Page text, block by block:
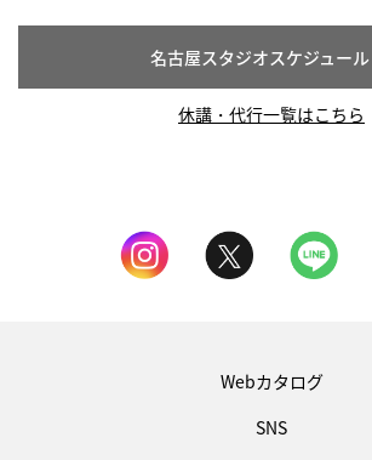
名古屋スタジオスケジュール
休講・代行一覧はこちら
Webカタログ
SNS